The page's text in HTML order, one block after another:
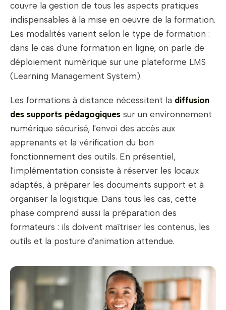
couvre la gestion de tous les aspects pratiques
indispensables à la mise en oeuvre de la formation.
Les modalités varient selon le type de formation :
dans le cas d'une formation en ligne, on parle de
déploiement numérique sur une plateforme LMS
(Learning Management System).
Les formations à distance nécessitent la diffusion
des supports pédagogiques sur un environnement
numérique sécurisé, l'envoi des accès aux
apprenants et la vérification du bon
fonctionnement des outils. En présentiel,
l'implémentation consiste à réserver les locaux
adaptés, à préparer les documents support et à
organiser la logistique. Dans tous les cas, cette
phase comprend aussi la préparation des
formateurs : ils doivent maîtriser les contenus, les
outils et la posture d'animation attendue.